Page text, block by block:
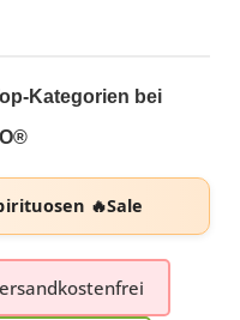
Kategorien bei
🔥Sale